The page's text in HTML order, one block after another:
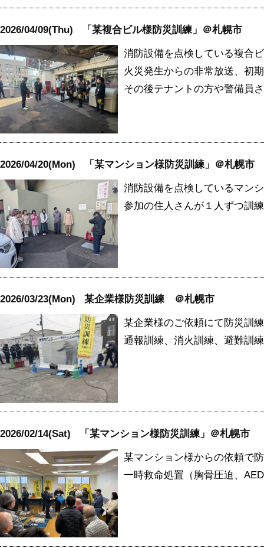
2026/04/09(Thu) 「某複合ビル様防災訓練」＠札幌市
消防設備を点検している複合
火災発生からの非常放送、初
その後テナントの方や警備員
2026/04/20(Mon) 「某マンション様防災訓練」＠札幌市
消防設備を点検しているマン
参加の住人さんが１人ずつ訓
2026/03/23(Mon) 某企業様防災訓練 ＠札幌市
某企業様のご依頼にて防災訓
通報訓練、消火訓練、避難訓
2026/02/14(Sat) 「某マンション様防災訓練」＠札幌市
某マンション様からの依頼で
一時救命処置（胸骨圧迫、